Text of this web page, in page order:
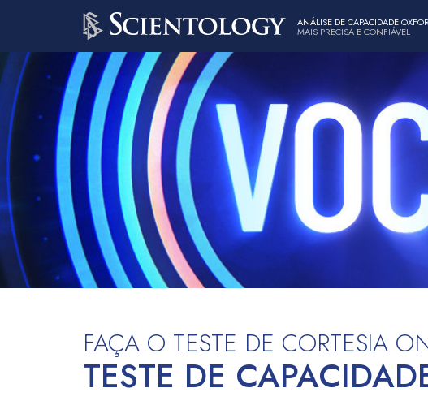
ANÁLISE DE CAPACIDADE
MAIS PRECISA E CONFIÁVEL
FAÇA O TESTE DE CORTESIA
TESTE DE